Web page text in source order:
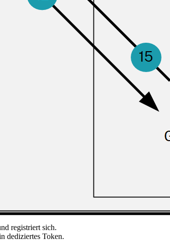
registriert sich.
dediziertes Token.